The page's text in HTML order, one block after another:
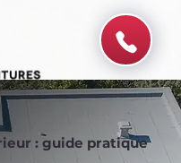
: guide pratique